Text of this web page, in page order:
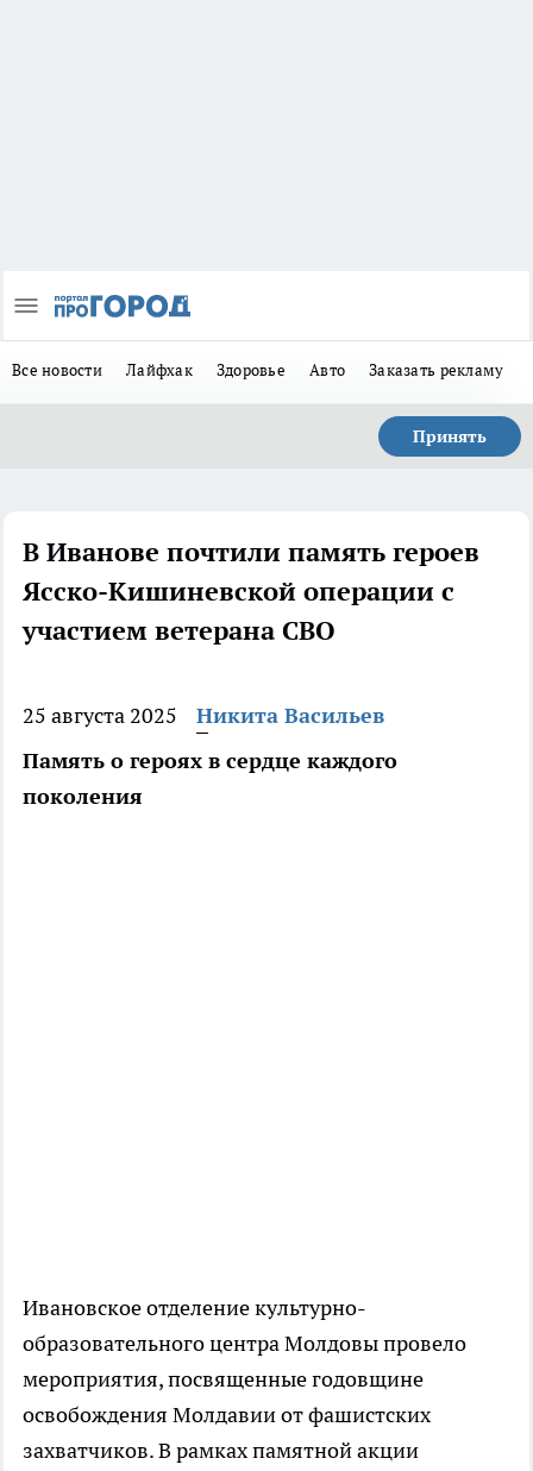
Все новости Лайфхак Здоровье Авто Заказать рекламу
Принять
В Иванове почтили память героев
Ясско-Кишиневской операции с
участием ветерана СВО
25 августа 2025
Никита Васильев
Память о героях в сердце каждого
поколения
Ивановское отделение культурно-
образовательного центра Молдовы провело
мероприятия, посвященные годовщине
освобождения Молдавии от фашистских
захватчиков. В рамках памятной акции